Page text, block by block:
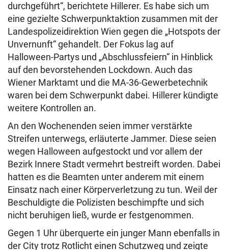
durchgeführt“, berichtete Hillerer. Es habe sich um
eine gezielte Schwerpunktaktion zusammen mit der
Landespolizeidirektion Wien gegen die „Hotspots der
Unvernunft“ gehandelt. Der Fokus lag auf
Halloween-Partys und „Abschlussfeiern“ in Hinblick
auf den bevorstehenden Lockdown. Auch das
Wiener Marktamt und die MA-36-Gewerbetechnik
waren bei dem Schwerpunkt dabei. Hillerer kündigte
weitere Kontrollen an.
An den Wochenenden seien immer verstärkte
Streifen unterwegs, erläuterte Jammer. Diese seien
wegen Halloween aufgestockt und vor allem der
Bezirk Innere Stadt vermehrt bestreift worden. Dabei
hatten es die Beamten unter anderem mit einem
Einsatz nach einer Körperverletzung zu tun. Weil der
Beschuldigte die Polizisten beschimpfte und sich
nicht beruhigen ließ, wurde er festgenommen.
Gegen 1 Uhr überquerte ein junger Mann ebenfalls in
der City trotz Rotlicht einen Schutzweg und zeigte